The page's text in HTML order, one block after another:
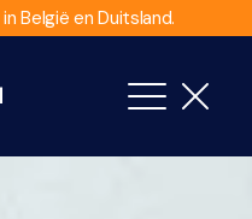
België en Duitsland.